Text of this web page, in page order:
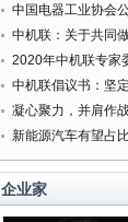
大）会
中国电器工业协会
打赢新型肺炎疫情
中机联：关于共同
工复产服务工作的
2020年中机联专家
按时召开
中机联倡议书：坚
防控人民战争
凝心聚力，并肩作
防控阻击战
新能源汽车有望占
心方向
企业家